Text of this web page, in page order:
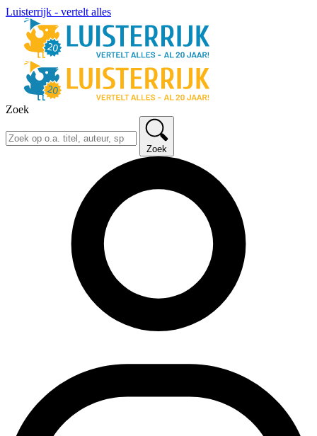
Luisterrijk - vertelt alles
Zoek
Zoek